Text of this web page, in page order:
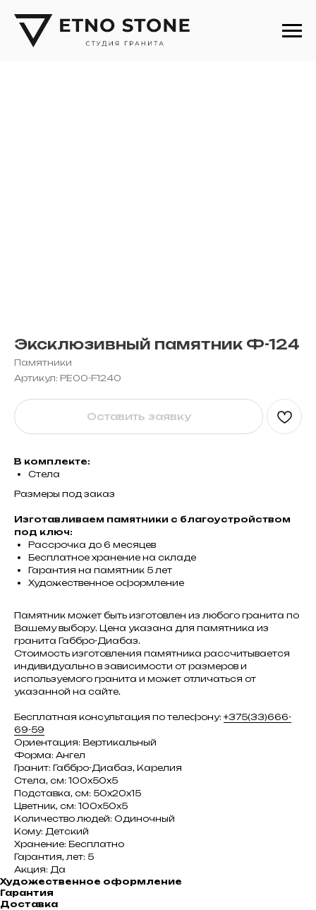
Эксклюзивный памятник Ф-124
Памятники
Артикул: PE00-F1240
Оставить заявку
В комплекте:
Стела
Размеры под заказ
Изготавливаем памятники с благоустройством
под ключ:
Рассрочка до 6 месяцев
Бесплатное хранение на складе
Гарантия на памятник 5 лет
Художественное оформление
Памятник может быть изготовлен из любого гранита по
Вашему выбору. Цена указана для памятника из
гранита Габбро-Диабаз.
Стоимость изготовления памятника рассчитывается
индивидуально в зависимости от размеров и
используемого гранита и может отличаться от
указанной на сайте.
Бесплатная консультация по телефону: +375(33)666-
69-59
Ориентация: Вертикальный
Форма: Ангел
Гранит: Габбро-Диабаз, Карелия
Стела, см: 100х50х5
Подставка, см: 50х20х15
Цветник, см: 100х50х5
Количество людей: Одиночный
Кому: Детский
Хранение: Бесплатно
Гарантия, лет: 5
Акция: Да
Художественное оформление
Гарантия
Доставка